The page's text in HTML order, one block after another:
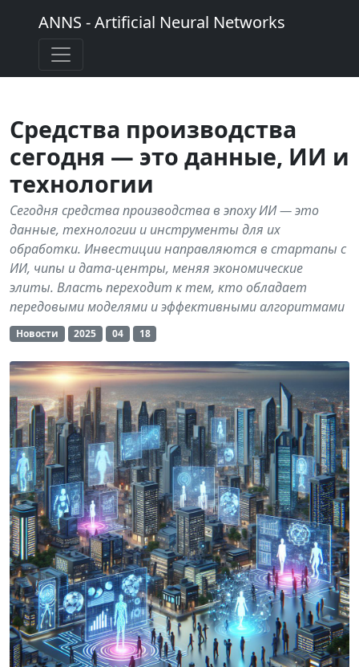
ANNS - Artificial Neural Networks
Средства производства
сегодня — это данные, ИИ и
технологии
Сегодня средства производства в эпоху ИИ — это
данные, технологии и инструменты для их
обработки. Инвестиции направляются в стартапы с
ИИ, чипы и дата-центры, меняя экономические
элиты. Власть переходит к тем, кто обладает
передовыми моделями и эффективными алгоритмами
Новости 2025 04 18